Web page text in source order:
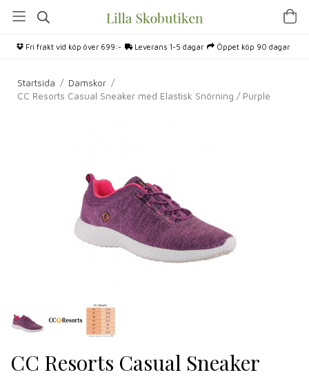
Fri frakt vid köp över 699:- Leverans 1-5 dagar Öppet köp 90 dagar
Startsida / Damskor /
CC Resorts Casual Sneaker med Elastisk Snörning / Purple
CC Resorts Casual Sneaker